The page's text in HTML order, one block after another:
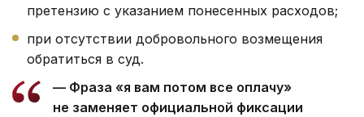
претензию с указанием понесенных расходов;
при отсутствии добровольного возмещения
обратиться в суд.
— Фраза «я вам потом все оплачу»
не заменяет официальной фиксации